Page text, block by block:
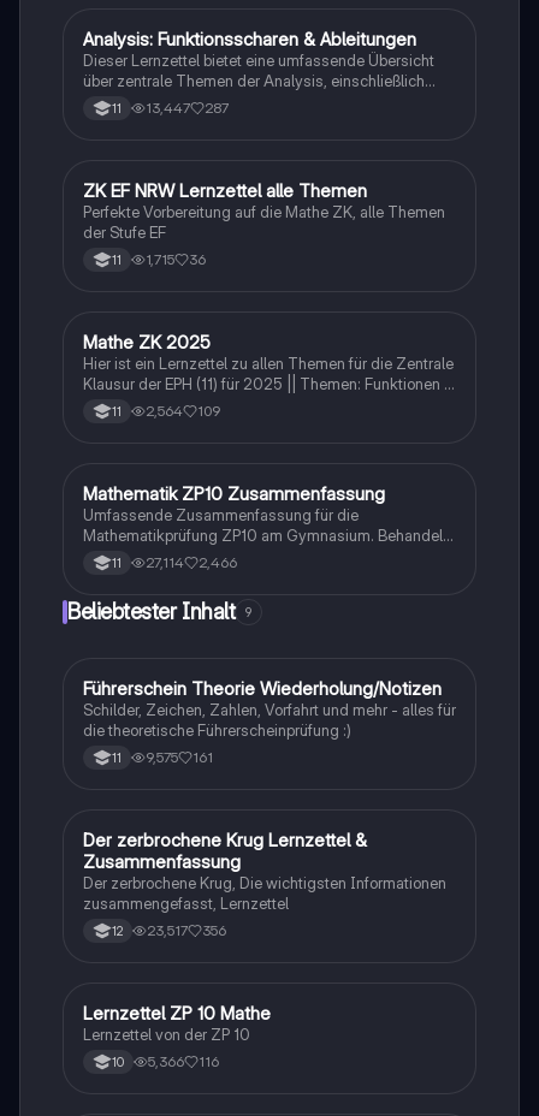
Mathe
Analysis: Funktionsscharen & Ableitungen
Dieser Lernzettel bietet eine umfassende Übersicht
über zentrale Themen der Analysis, einschließlich
Funktionsscharen, Ableitungen, Extrempunkte,
Integrale und e-Funktionen. Ideal für die Vorbereitung
Beispielen und Schritt-für-Schritt-Anleitungen.
11 13,447 287
Mathe
ZK EF NRW Lernzettel alle Themen
Perfekte Vorbereitung auf die Mathe ZK, alle Themen
der Stufe EF
11 1,715 36
Mathe
Mathe ZK 2025
Hier ist ein Lernzettel zu allen Themen für die Zentrale
Klausur der EPH (11) für 2025 || Themen: Funktionen &
Vektoren
11 2,564 109
Mathe
Mathematik ZP10 Zusammenfassung
Umfassende Zusammenfassung für die
Mathematikprüfung ZP10 am Gymnasium. Behandelt
zentrale Themen wie Stochastik, quadratische und
exponentielle Funktionen, Geometrie, und
und zur Vertiefung mathematischer Konzepte.
11 27,114 2,466
Beliebtester Inhalt 9
Lerntipps
Führerschein Theorie Wiederholung/Notizen
Schilder, Zeichen, Zahlen, Vorfahrt und mehr - alles für
die theoretische Führerscheinprüfung :)
11 9,575 161
Deutsch
Der zerbrochene Krug Lernzettel &
Zusammenfassung
Der zerbrochene Krug, Die wichtigsten Informationen
zusammengefasst, Lernzettel
12 23,517 356
Mathe
Lernzettel ZP 10 Mathe
Lernzettel von der ZP 10
10 5,366 116